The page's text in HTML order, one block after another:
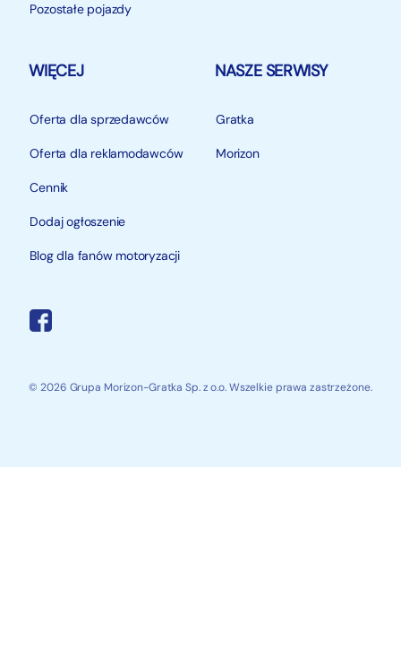
Pozostałe pojazdy
WIĘCEJ
Oferta dla sprzedawców
Oferta dla reklamodawców
Cennik
Dodaj ogłoszenie
Blog dla fanów motoryzacji
NASZE SERWISY
Gratka
Morizon
© 2026 Grupa Morizon-Gratka Sp. z o.o. Wszelkie prawa zastrzeżone.